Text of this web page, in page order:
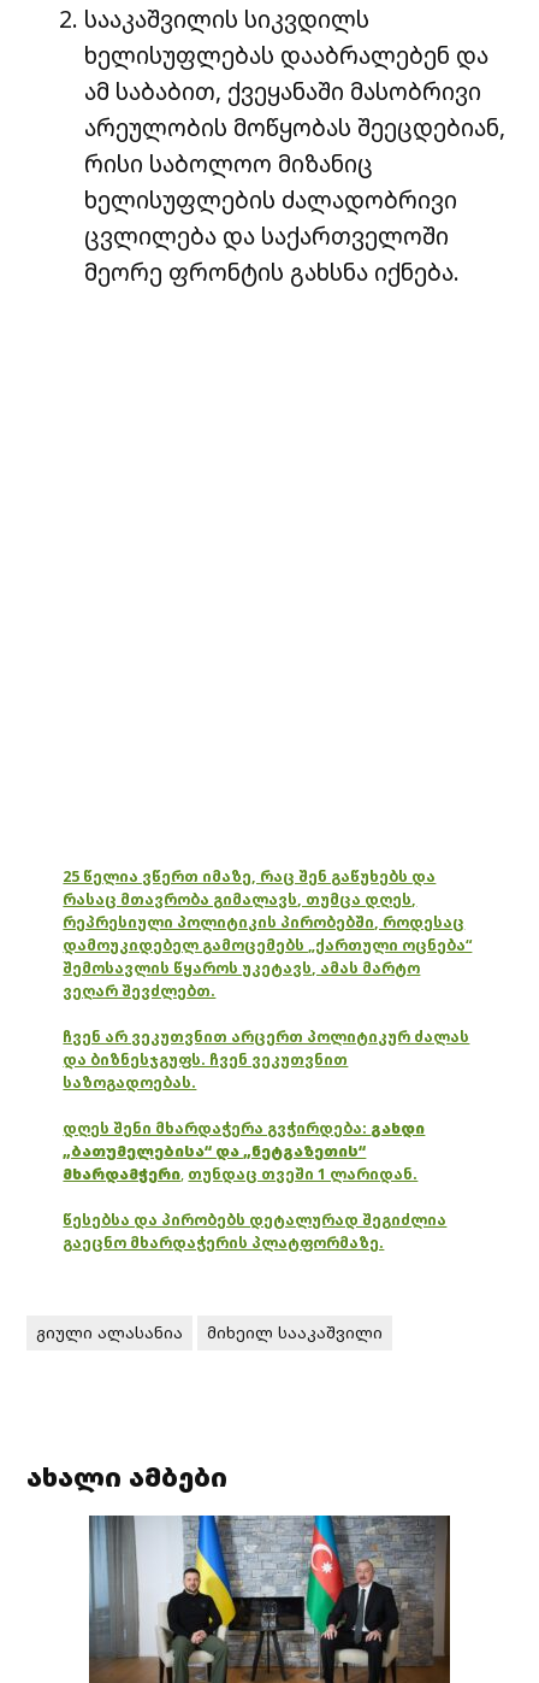
სააკაშვილის სიკვდილს
ხელისუფლებას დააბრალებენ და
ამ საბაბით, ქვეყანაში მასობრივი
არეულობის მოწყობას შეეცდებიან,
რისი საბოლოო მიზანიც
ხელისუფლების ძალადობრივი
ცვლილება და საქართველოში
მეორე ფრონტის გახსნა იქნება.
25 წელია ვწერთ იმაზე, რაც შენ გაწუხებს და
რასაც მთავრობა გიმალავს, თუმცა დღეს,
რეპრესიული პოლიტიკის პირობებში, როდესაც
დამოუკიდებელ გამოცემებს „ქართული ოცნება“
შემოსავლის წყაროს უკეტავს, ამას მარტო
ვეღარ შევძლებთ.
ჩვენ არ ვეკუთვნით არცერთ პოლიტიკურ ძალას
და ბიზნესჯგუფს. ჩვენ ვეკუთვნით
საზოგადოებას.
დღეს შენი მხარდაჭერა გვჭირდება: გახდი
„ბათუმელებისა“ და „ნეტგაზეთის“
მხარდამჭერი, თუნდაც თვეში 1 ლარიდან.
წესებსა და პირობებს დეტალურად შეგიძლია
გაეცნო მხარდაჭერის პლატფორმაზე.
გიული ალასანია მიხეილ სააკაშვილი
ახალი ამბები